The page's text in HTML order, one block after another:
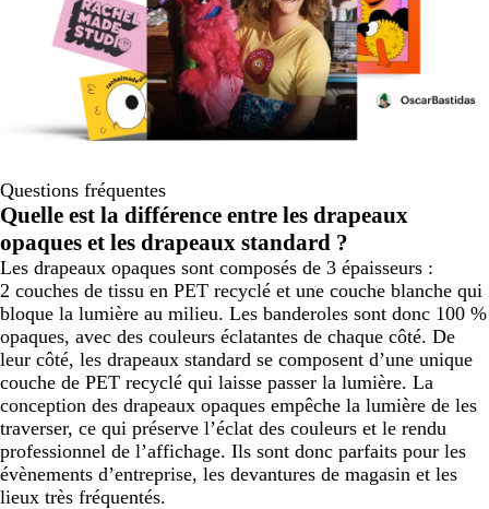
Questions fréquentes
Quelle est la différence entre les drapeaux
opaques et les drapeaux standard ?
Les drapeaux opaques sont composés de 3 épaisseurs :
2 couches de tissu en PET recyclé et une couche blanche qui
bloque la lumière au milieu. Les banderoles sont donc 100 %
opaques, avec des couleurs éclatantes de chaque côté. De
leur côté, les drapeaux standard se composent d’une unique
couche de PET recyclé qui laisse passer la lumière. La
conception des drapeaux opaques empêche la lumière de les
traverser, ce qui préserve l’éclat des couleurs et le rendu
professionnel de l’affichage. Ils sont donc parfaits pour les
évènements d’entreprise, les devantures de magasin et les
lieux très fréquentés.